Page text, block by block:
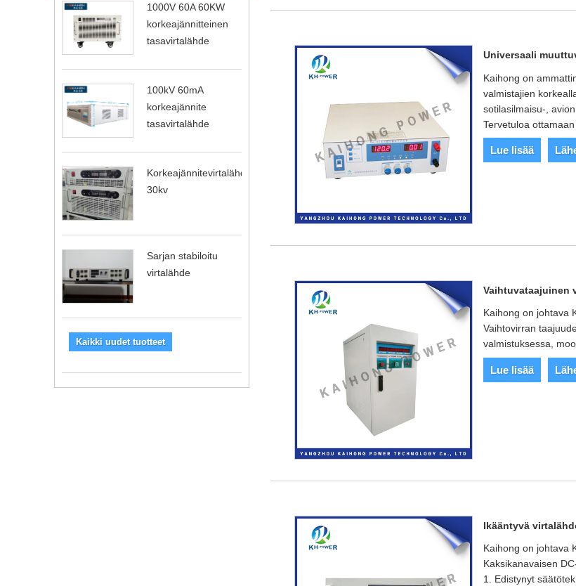
1000V 60A 60KW
korkeajännitteinen
tasavirtalähde
100kV 60mA
korkeajännite
tasavirtalähde
Korkeajännitevirtalähde
30kv
Sarjan stabiloitu
virtalähde
Kaikki uudet tuotteet
Universaali
Kaihong on
valmistajien
sotilasilmaisu-,
Tervetuloa ottamaan
Lue lisää
Vaihtuvataajuinen
Kaihong on johtava
Vaihtovirran
valmistuksessa,
Lue lisää
Ikääntyvä
Kaihong on johtava
Kaksikanavaisen
1. Edistynyt